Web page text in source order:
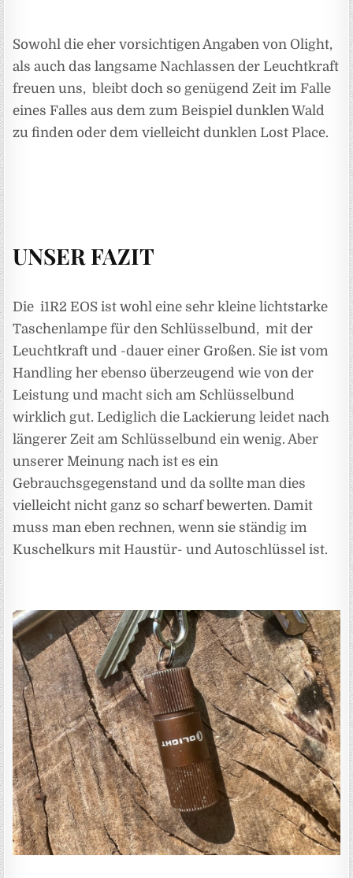
Sowohl die eher vorsichtigen Angaben von Olight,
als auch das langsame Nachlassen der Leuchtkraft
freuen uns, bleibt doch so genügend Zeit im Falle
eines Falles aus dem zum Beispiel dunklen Wald
zu finden oder dem vielleicht dunklen Lost Place.
UNSER FAZIT
Die i1R2 EOS ist wohl eine sehr kleine lichtstarke
Taschenlampe für den Schlüsselbund, mit der
Leuchtkraft und -dauer einer Großen. Sie ist vom
Handling her ebenso überzeugend wie von der
Leistung und macht sich am Schlüsselbund
wirklich gut. Lediglich die Lackierung leidet nach
längerer Zeit am Schlüsselbund ein wenig. Aber
unserer Meinung nach ist es ein
Gebrauchsgegenstand und da sollte man dies
vielleicht nicht ganz so scharf bewerten. Damit
muss man eben rechnen, wenn sie ständig im
Kuschelkurs mit Haustür- und Autoschlüssel ist.